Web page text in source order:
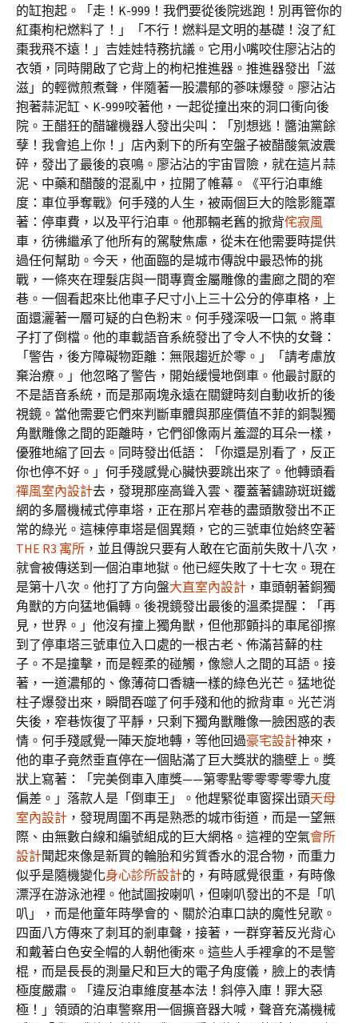
的缸抱起。「走！K-999！我們要從後院逃跑！別再管你的
紅棗枸杞燃料了！」「不行！燃料是文明的基礎！沒了紅
棗我飛不遠！」吉娃娃特務抗議。它用小嘴咬住廖沾沾的
衣領，同時開啟了它背上的枸杞推進器。推進器發出「滋
滋」的輕微煎煮聲，伴隨著一股濃郁的蔘味爆發。廖沾沾
抱著蒜泥缸、K-999咬著他，一起從撞出來的洞口衝向後
院。王醋狂的醋罐機器人發出尖叫：「別想逃！醬油黨餘
孽！我會追上你！」店內剩下的所有空盤子被醋酸氣波震
碎，發出了最後的哀鳴。廖沾沾的宇宙冒險，就在這片蒜
泥、中藥和醋酸的混亂中，拉開了帷幕。《平行泊車維
度：車位爭奪戰》何手殘的人生，被兩個巨大的陰影籠罩
著：停車費，以及平行泊車。他那輛老舊的掀背侘寂風
車，彷彿繼承了他所有的駕駛焦慮，從未在他需要時提供
過任何幫助。今天，他面臨的是城市傳說中最恐怖的挑
戰，一條夾在理髮店與一間專賣金屬雕像的畫廊之間的窄
巷。一個看起來比他車子尺寸小上三十公分的停車格，上
面還灑著一層可疑的白色粉末。何手殘深吸一口氣。將車
子打了倒檔。他的車載語音系統發出了令人不快的女聲：
「警告，後方障礙物距離：無限趨近於零。」「請考慮放
棄治療。」他忽略了警告，開始緩慢地倒車。他最討厭的
不是語音系統，而是那兩塊永遠在關鍵時刻自動收折的後
視鏡。當他需要它們來判斷車體與那座價值不菲的銅製獨
角獸雕像之間的距離時，它們卻像兩片羞澀的耳朵一樣，
優雅地縮了回去。同時發出低語：「你還是別看了，反正
你也停不好。」何手殘感覺心臟快要跳出來了。他轉頭看
禪風室內設計去，發現那座高聳入雲、覆蓋著鏽跡斑斑鐵
網的多層機械式停車塔，正在那片窄巷的盡頭散發出不正
常的綠光。這棟停車塔是個異類，它的三號車位始終空著
THE R3 寓所 ，並且傳說只要有人敢在它面前失敗十八次，
就會被傳送到一個泊車地獄。他已經失敗了十七次。現在
是第十八次。他打了方向盤大直室內設計 ，車頭朝著銅獨
角獸的方向猛地偏轉。後視鏡發出最後的溫柔提醒：「再
見，世界。」他沒有撞上獨角獸，但他那顫抖的車尾卻擦
到了停車塔三號車位入口處的一根古老、佈滿苔蘚的柱
子。不是撞擊，而是輕柔的碰觸，像戀人之間的耳語。接
著，一道濃郁的、像薄荷口香糖一樣的綠色光芒。猛地從
柱子爆發出來，瞬間吞噬了何手殘和他的掀背車。光芒消
失後，窄巷恢復了平靜，只剩下獨角獸雕像一臉困惑的表
情。何手殘感覺一陣天旋地轉，等他回過豪宅設計神來，
他的車子竟然垂直停在一個貼滿了巨大獎狀的牆壁上。獎
狀上寫著：「完美倒車入庫獎——第零點零零零零零九度
偏差。」落款人是「倒車王」。他趕緊從車窗探出頭天母
室內設計 ，發現周圍不再是熟悉的城市街道，而是一望無
際、由無數白線和編號組成的巨大網格。這裡的空氣會所
設計聞起來像是新買的輪胎和劣質香水的混合物，而重力
似乎是隨機變化身心診所設計的，有時感覺很重，有時像
漂浮在游泳池裡。他試圖按喇叭，但喇叭發出的不是「叭
叭」，而是他童年時學會的、關於泊車口訣的魔性兒歌。
四面八方傳來了刺耳的剎車聲，接著，一群穿著反光背心
和戴著白色安全帽的人朝他衝來。這些人手裡拿的不是警
棍，而是長長的測量尺和巨大的電子角度儀，臉上的表情
極度嚴肅。「違反泊車維度基本法！斜停入庫！罪大惡
極！」領頭的泊車警察用一個擴音器大喊，聲音充滿機械